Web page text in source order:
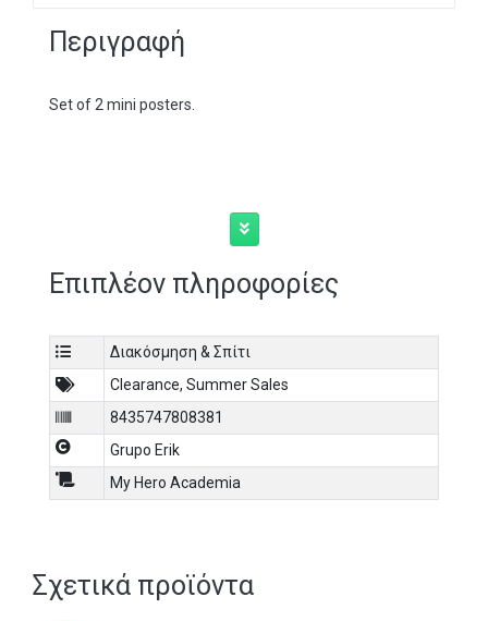
Περιγραφή
Set of 2 mini posters.
Επιπλέον πληροφορίες
Διακόσμηση & Σπίτι
Clearance, Summer Sales
8435747808381
Grupo Erik
My Hero Academia
Σχετικά προϊόντα